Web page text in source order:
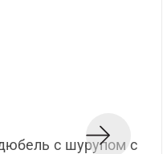
с шурупом с